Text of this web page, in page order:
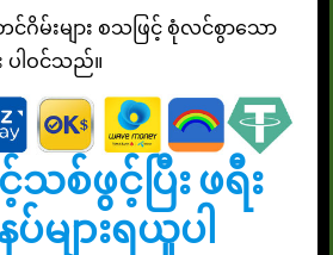
မ်းများ စသဖြင့် စုံလင်စွာသော
ပါဝင်သည်။
စ်ဖွင့်ပြီး ဖရီး
များရယူပါ